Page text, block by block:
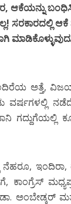
ಆಕೆಯನ್ನು
ಆಕೆ
ಅತ್ತೆ,
ಗದ್ದುಗೆಯಲ್ಲಿ
ನೆಹರೂ,
ಕಾಂಗ್ರೆಸ್
ಡಾ. ಅಂಬೇಡ್ಕರ್